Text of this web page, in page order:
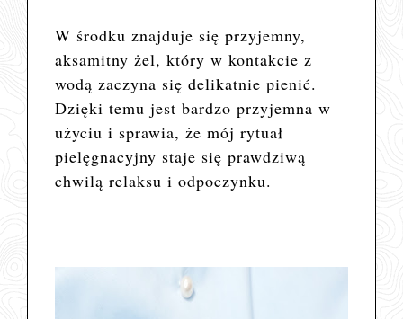
W środku znajduje się przyjemny,
aksamitny żel, który w kontakcie z
wodą zaczyna się delikatnie pienić.
Dzięki temu jest bardzo przyjemna w
użyciu i sprawia, że mój rytuał
pielęgnacyjny staje się prawdziwą
chwilą relaksu i odpoczynku.